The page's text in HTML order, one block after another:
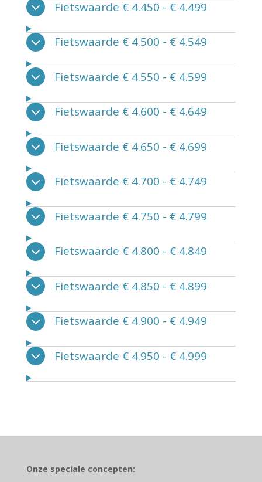
Fietswaarde € 4.450 - € 4.499
Fietswaarde € 4.500 - € 4.549
Fietswaarde € 4.550 - € 4.599
Fietswaarde € 4.600 - € 4.649
Fietswaarde € 4.650 - € 4.699
Fietswaarde € 4.700 - € 4.749
Fietswaarde € 4.750 - € 4.799
Fietswaarde € 4.800 - € 4.849
Fietswaarde € 4.850 - € 4.899
Fietswaarde € 4.900 - € 4.949
Fietswaarde € 4.950 - € 4.999
Onze speciale concepten: